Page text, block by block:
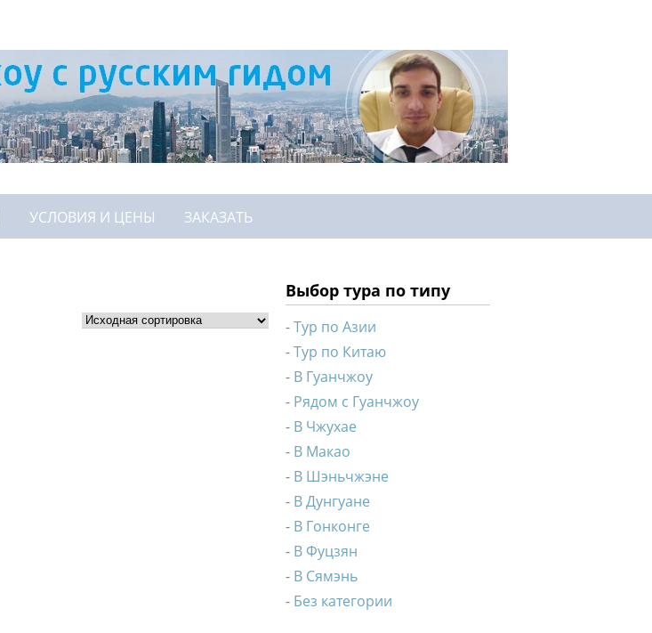
УСЛОВИЯ И ЦЕНЫ ЗАКАЗАТЬ
Выбор тура по типу
Тур по Азии
Тур по Китаю
В Гуанчжоу
Рядом с Гуанчжоу
В Чжухае
В Макао
В Шэньчжэне
В Дунгуане
В Гонконге
В Фуцзян
В Сямэнь
Без категории